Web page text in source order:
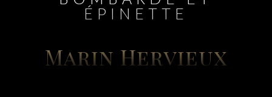
ÉPINETTE
Marin HeRvieux